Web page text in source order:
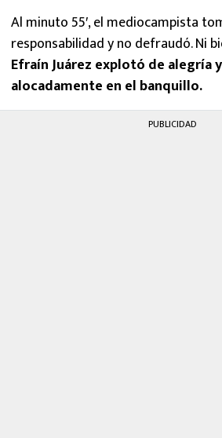
Al minuto 55′, el mediocampista
responsabilidad y no defraudó. Ni
Efraín Juárez explotó de alegría
alocadamente en el banquillo.
PUBLICIDAD